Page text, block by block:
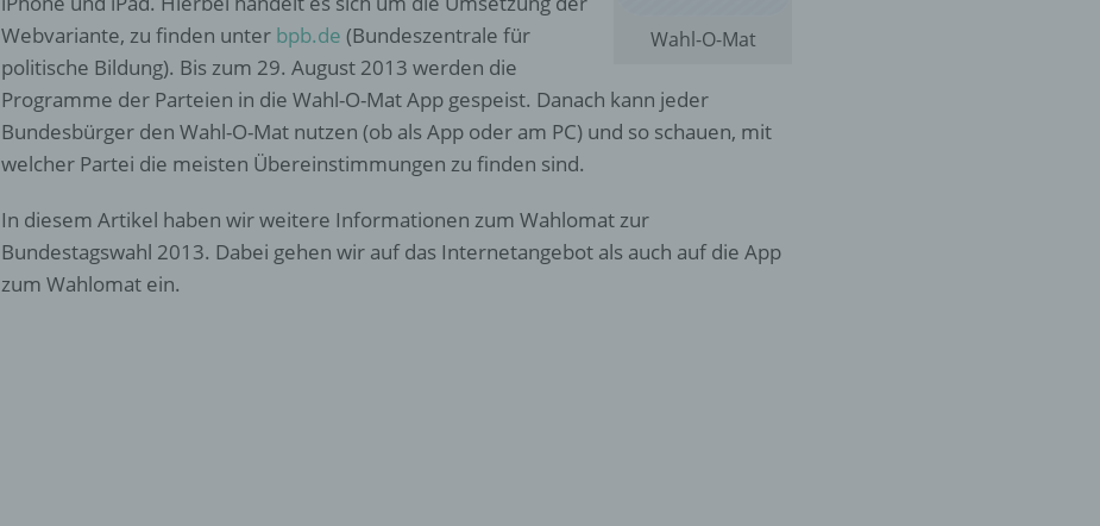
Wahl-O-Mat
Webvariante, zu finden unter bpb.de (Bundeszentrale für
politische Bildung). Bis zum 29. August 2013 werden die
Programme der Parteien in die Wahl-O-Mat App gespeist. Danach kann jeder
Bundesbürger den Wahl-O-Mat nutzen (ob als App oder am PC) und so schauen, mit
welcher Partei die meisten Übereinstimmungen zu finden sind.
In diesem Artikel haben wir weitere Informationen zum Wahlomat zur
Bundestagswahl 2013. Dabei gehen wir auf das Internetangebot als auch auf die App
zum Wahlomat ein.